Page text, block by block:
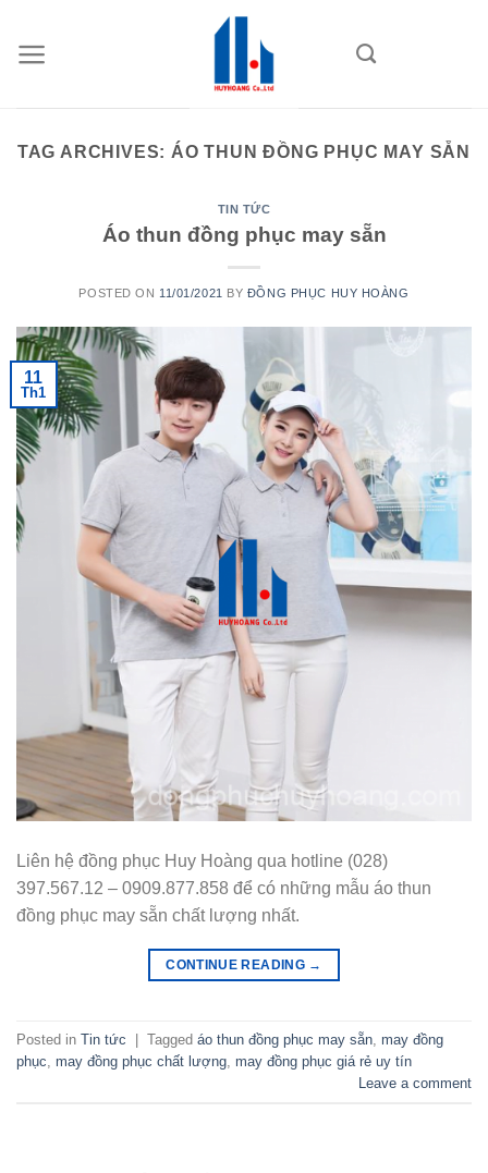
content
TAG ARCHIVES: ÁO THUN ĐỒNG PHỤC MAY SẴN
TIN TỨC
Áo thun đồng phục may sẵn
POSTED ON 11/01/2021 BY ĐỒNG PHỤC HUY HOÀNG
11
Th1
Liên hệ đồng phục Huy Hoàng qua hotline (028)
397.567.12 – 0909.877.858 để có những mẫu áo thun
đồng phục may sẵn chất lượng nhất.
CONTINUE READING →
Posted in Tin tức Tagged áo thun đồng phục may sẵn may đồng
phục may đồng phục chất lượng may đồng phục giá rẻ uy tín
Leave a comment